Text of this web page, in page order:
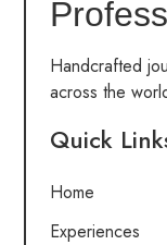
Handcrafted
across the
Quick
Home
Experiences